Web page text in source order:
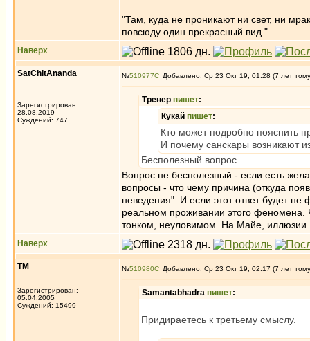
"Там, куда не проникают ни свет, ни
повсюду один прекрасный вид."
Наверх
SatChitAnanda
Зарегистрирован:
28.08.2019
Суждений: 747
№510977 Добавлено: Ср 23 Окт 19, 01:28 (7 лет
Тренер пишет:
Кукай пишет:
Кто может подробно пояснить
И почему санскары возникают
Бесполезный вопрос.
Вопрос не бесполезный - если есть
вопросы - что чему причина (откуда
неведения". И если этот ответ будет
реальном проживании этого
тонком, неуловимом. На Майе, иллюзии.
Наверх
ТМ
Зарегистрирован:
05.04.2005
Суждений: 15499
№510980 Добавлено: Ср 23 Окт 19, 02:17 (7 лет
Samantabhadra пишет:
Придираетесь к третьему смыслу.